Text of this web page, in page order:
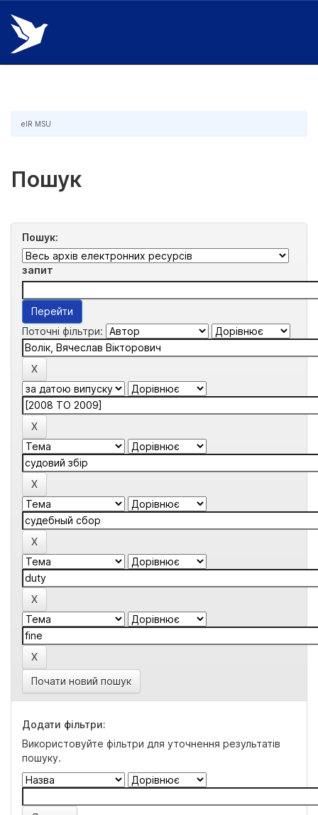
Skip
navigation
eIR MSU
Пошук
Пошук:
запит
Поточні фільтри:
Почати новий пошук
Додати фільтри:
Використовуйте фільтри для уточнення результатів
пошуку.